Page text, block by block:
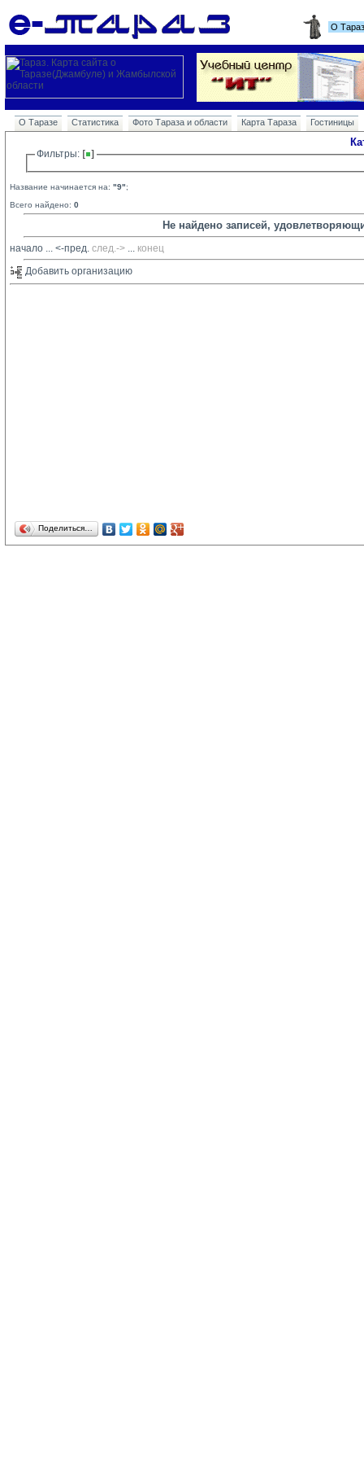
О
О Таразе Статистика Фото Тараза и области Карта Тараза Гостиницы
Фильтры:
Название начинается на: "9";
Всего найдено: 0
Не найдено записей,
начало ... <-пред. след.-> ... конец
Добавить организацию
Поделиться…